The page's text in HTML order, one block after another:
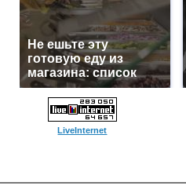
Не ешьте эту
готовую еду из
магазина: список
LiveInternet